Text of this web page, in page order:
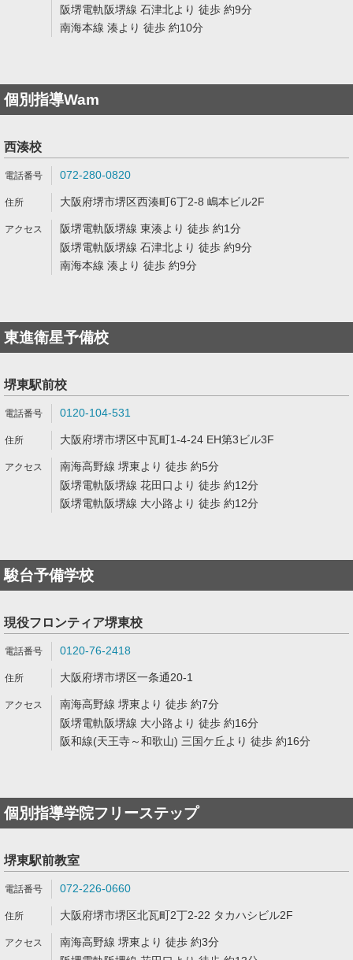
阪堺電軌阪堺線 石津北より 徒歩 約9分
南海本線 湊より 徒歩 約10分
個別指導Wam
西湊校
072-280-0820
大阪府堺市堺区西湊町6丁2-8 嶋本ビル2F
阪堺電軌阪堺線 東湊より 徒歩 約1分
阪堺電軌阪堺線 石津北より 徒歩 約9分
南海本線 湊より 徒歩 約9分
東進衛星予備校
堺東駅前校
0120-104-531
大阪府堺市堺区中瓦町1-4-24 EH第3ビル3F
南海高野線 堺東より 徒歩 約5分
阪堺電軌阪堺線 花田口より 徒歩 約12分
阪堺電軌阪堺線 大小路より 徒歩 約12分
駿台予備学校
現役フロンティア堺東校
0120-76-2418
大阪府堺市堺区一条通20-1
南海高野線 堺東より 徒歩 約7分
阪堺電軌阪堺線 大小路より 徒歩 約16分
阪和線(天王寺～和歌山) 三国ケ丘より 徒歩 約16分
個別指導学院フリーステップ
堺東駅前教室
072-226-0660
大阪府堺市堺区北瓦町2丁2-22 タカハシビル2F
南海高野線 堺東より 徒歩 約3分